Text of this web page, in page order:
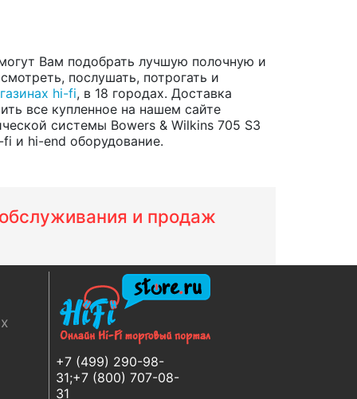
Вам подобрать лучшую полочную и
послушать, потрогать и
hi-fi, в 18 городах. Доставка
все купленное на нашем сайте
системы Bowers & Wilkins 705 S3
и hi-end оборудование.
и продаж
+7 (499) 290-98-
31;+7 (800) 707-08-
31